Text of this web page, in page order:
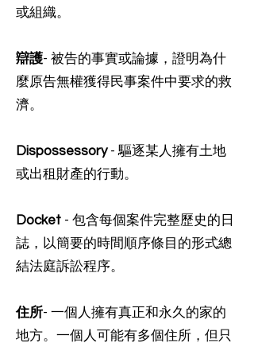
或組織。
辯護- 被告的事實或論據，證明為什
麼原告無權獲得民事案件中要求的救
濟。
Dispossessory- 驅逐某人擁有土地
或出租財產的行動。
Docket - 包含每個案件完整歷史的日
誌，以簡要的時間順序條目的形式總
結法庭訴訟程序。
住所- 一個人擁有真正和永久的家的
地方。一個人可能有多個住所，但只